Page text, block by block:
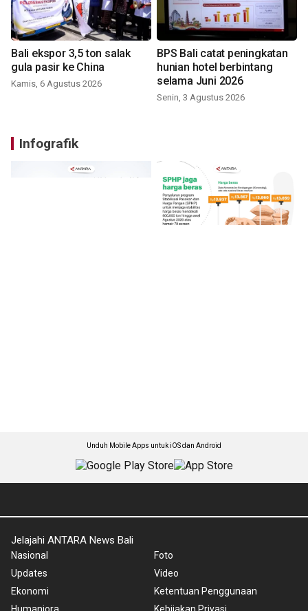
Bali ekspor 3,5 ton salak
gula pasir ke China
Kamis, 6 Agustus 2026
BPS Bali catat peningkatan
hunian hotel berbintang
selama Juni 2026
Senin, 3 Agustus 2026
Infografik
Unduh Mobile Apps untuk iOS dan Android
Jelajahi ANTARA News Bali
Nasional
Updates
Ekonomi
Foto
Video
Ketentuan Penggunaan